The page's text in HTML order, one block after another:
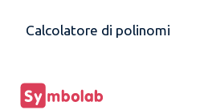
Calcolatore di polinomi